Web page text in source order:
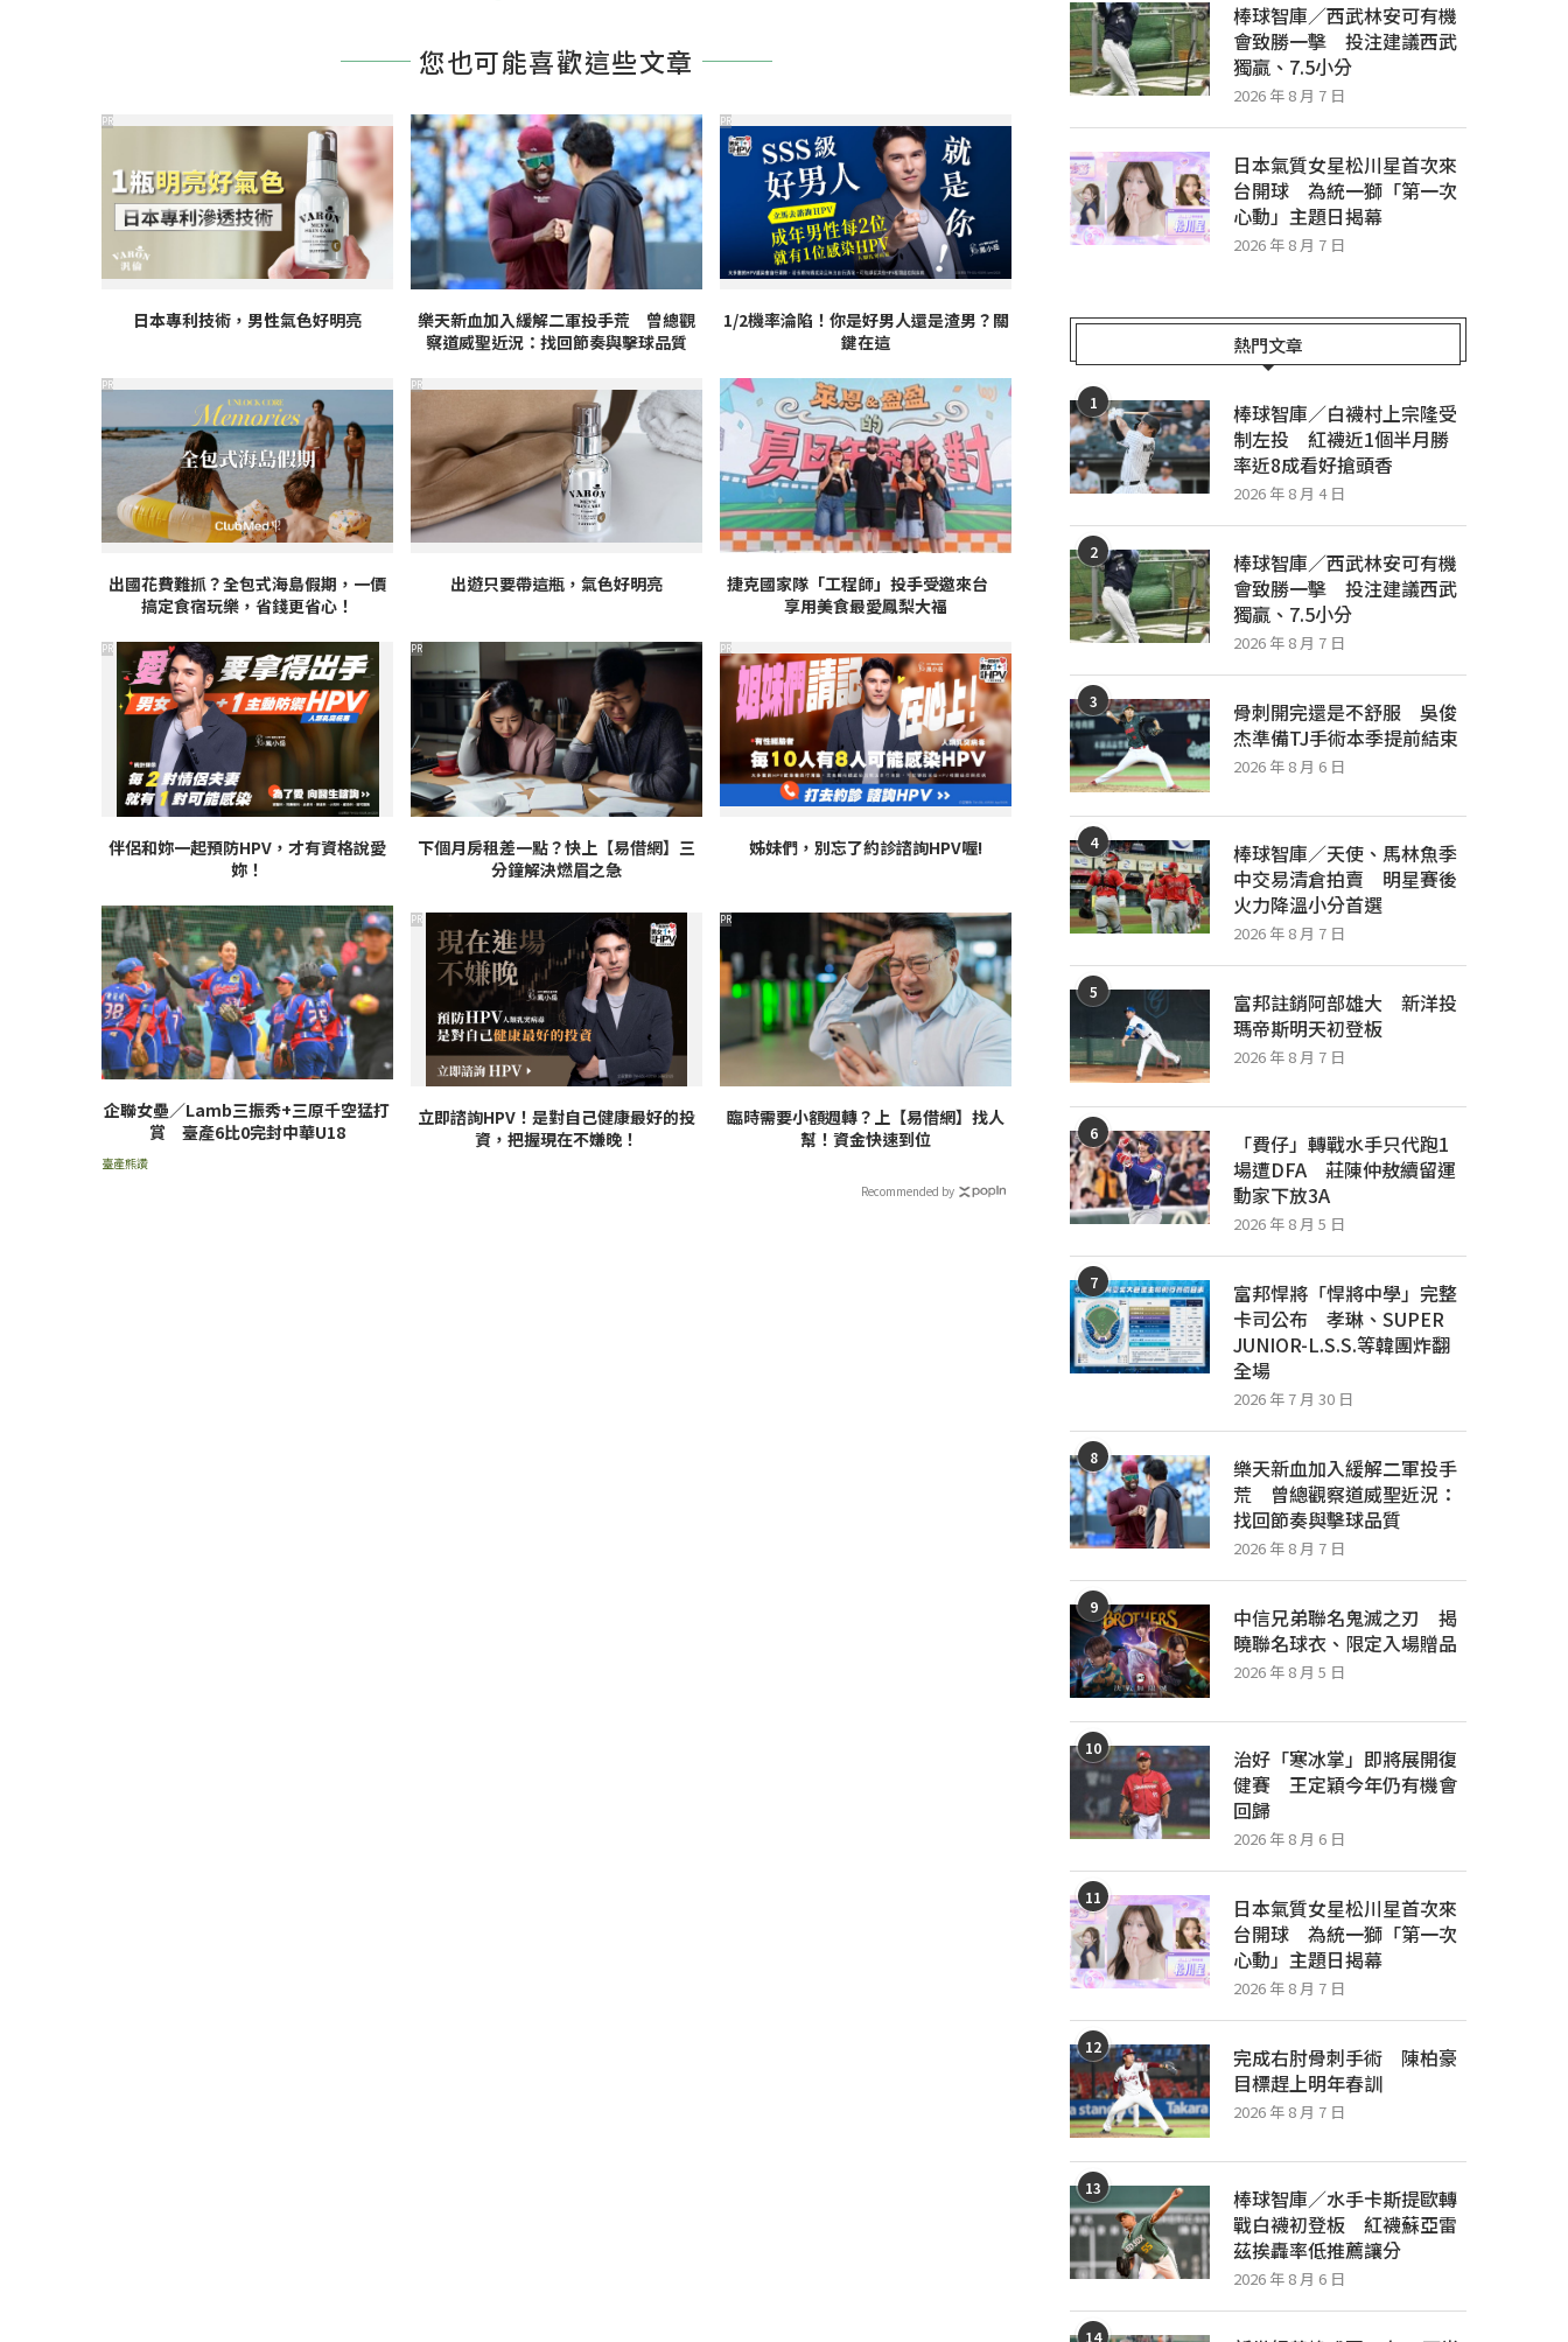
您也可能喜歡這些文章
日本專利技術，男性氣色好明亮
PR
樂天新血加入緩解二軍投手荒 曾總觀
察道威聖近況：找回節奏與擊球品質
1/2機率淪陷！你是好男人還是渣男？關
鍵在這
PR
出國花費難抓？全包式海島假期，一價
搞定食宿玩樂，省錢更省心！
PR
出遊只要帶這瓶，氣色好明亮
PR
捷克國家隊「工程師」投手受邀來台
享用美食最愛鳳梨大福
伴侶和妳一起預防HPV，才有資格說愛
妳！
PR
下個月房租差一點？快上【易借網】三
分鐘解決燃眉之急
PR
姊妹們，別忘了約診諮詢HPV喔!
PR
企聯女壘／Lamb三振秀+三原千空猛打
賞 臺產6比0完封中華U18
臺產熊讚
立即諮詢HPV！是對自己健康最好的投
資，把握現在不嫌晚！
PR
臨時需要小額週轉？上【易借網】找人
幫！資金快速到位
PR
Recommended by
棒球智庫／西武林安可有機
會致勝一擊 投注建議西武
獨贏、7.5小分
2026 年 8 月 7 日
日本氣質女星松川星首次來
台開球 為統一獅「第一次
心動」主題日揭幕
2026 年 8 月 7 日
熱門文章
1
棒球智庫／白襪村上宗隆受
制左投 紅襪近1個半月勝
率近8成看好搶頭香
2026 年 8 月 4 日
2
棒球智庫／西武林安可有機
會致勝一擊 投注建議西武
獨贏、7.5小分
2026 年 8 月 7 日
3
骨刺開完還是不舒服 吳俊
杰準備TJ手術本季提前結束
2026 年 8 月 6 日
4
棒球智庫／天使、馬林魚季
中交易清倉拍賣 明星賽後
火力降溫小分首選
2026 年 8 月 7 日
5
富邦註銷阿部雄大 新洋投
瑪帝斯明天初登板
2026 年 8 月 7 日
6
「費仔」轉戰水手只代跑1
場遭DFA 莊陳仲敖續留運
動家下放3A
2026 年 8 月 5 日
7
富邦悍將「悍將中學」完整
卡司公布 孝琳、SUPER
JUNIOR-L.S.S.等韓團炸翻
全場
2026 年 7 月 30 日
8
樂天新血加入緩解二軍投手
荒 曾總觀察道威聖近況：
找回節奏與擊球品質
2026 年 8 月 7 日
9
中信兄弟聯名鬼滅之刃 揭
曉聯名球衣、限定入場贈品
2026 年 8 月 5 日
10
治好「寒冰掌」即將展開復
健賽 王定穎今年仍有機會
回歸
2026 年 8 月 6 日
11
日本氣質女星松川星首次來
台開球 為統一獅「第一次
心動」主題日揭幕
2026 年 8 月 7 日
12
完成右肘骨刺手術 陳柏豪
目標趕上明年春訓
2026 年 8 月 7 日
13
棒球智庫／水手卡斯提歐轉
戰白襪初登板 紅襪蘇亞雷
茲挨轟率低推薦讓分
2026 年 8 月 6 日
14